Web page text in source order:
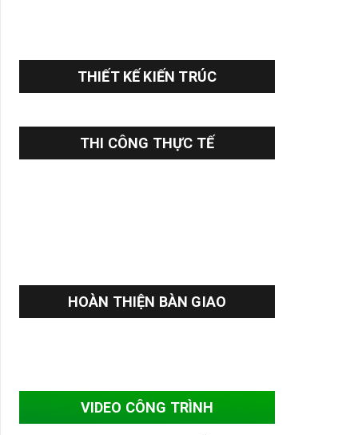
THIẾT KẾ KIẾN TRÚC
THI CÔNG THỰC TẾ
HOÀN THIỆN BÀN GIAO
VIDEO CÔNG TRÌNH